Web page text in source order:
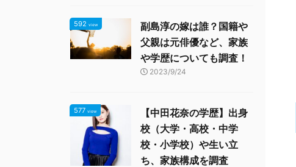
592 view
副島淳の嫁は誰？国籍や
父親は元俳優など、家族
や学歴についても調査！
2023/9/24
577 view
【中田花奈の学歴】出身
校（大学・高校・中学
校・小学校）や生い立
ち、家族構成を調査